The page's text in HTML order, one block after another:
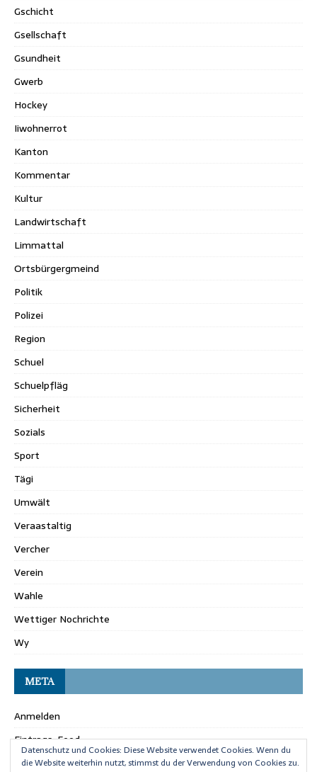
Gschicht
Gsellschaft
Gsundheit
Gwerb
Hockey
Iiwohnerrot
Kanton
Kommentar
Kultur
Landwirtschaft
Limmattal
Ortsbürgergmeind
Politik
Polizei
Region
Schuel
Schuelpfläg
Sicherheit
Sozials
Sport
Tägi
Umwält
Veraastaltig
Vercher
Verein
Wahle
Wettiger Nochrichte
Wy
META
Anmelden
Eintrags-Feed
Kommentar-Feed
Datenschutz und Cookies: Diese Website verwendet Cookies. Wenn du
die Website weiterhin nutzt, stimmst du der Verwendung von Cookies zu.